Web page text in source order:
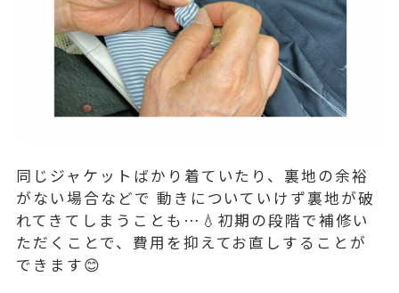
同じジャケットばかり着ていたり、裏地の余裕
がない場合などで 動きについていけず裏地が破
れてきてしまうことも…💧初期の段階で補修い
ただくことで、費用を抑えてお直しすることが
できます😊